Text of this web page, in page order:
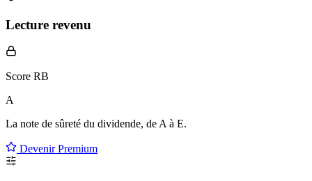
Lecture revenu
Score RB
A
La note de sûreté du dividende, de A à E.
Devenir Premium